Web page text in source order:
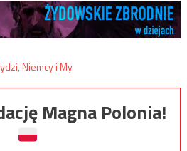
Magna Polonia!